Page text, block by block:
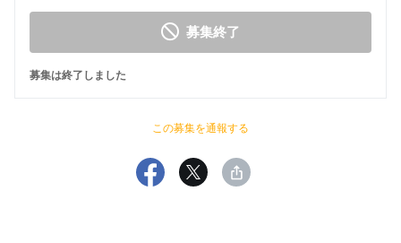
募集終了
募集は終了しました
この募集を通報する